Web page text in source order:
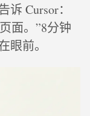
Cursor：
面。”8分钟
眼前。